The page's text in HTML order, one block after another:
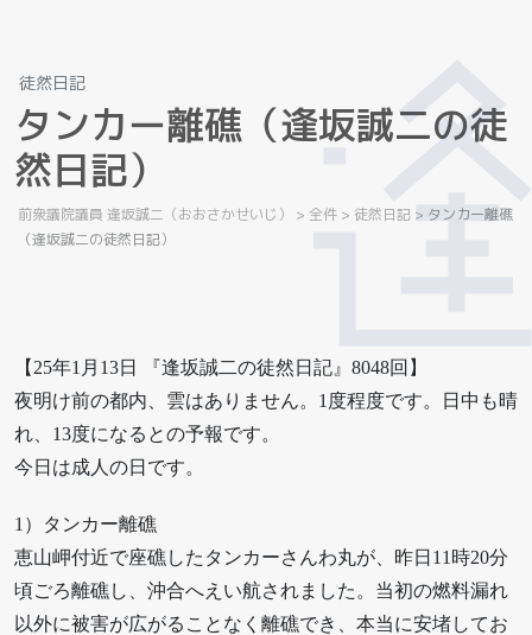
徒然日記
タンカー離礁 （逢坂誠二の徒
然日記）
前衆議院議員 逢坂誠二（おおさかせいじ） > 全件 > 徒然日記 > タンカー離礁
（逢坂誠二の徒然日記）
【25年1月13日 『逢坂誠二の徒然日記』8048回】
夜明け前の都内、雲はありません。1度程度です。日中も晴
れ、13度になるとの予報です。
今日は成人の日です。
1）タンカー離礁
恵山岬付近で座礁したタンカーさんわ丸が、昨日11時20分
頃ごろ離礁し、沖合へえい航されました。当初の燃料漏れ
以外に被害が広がることなく離礁でき、本当に安堵してお